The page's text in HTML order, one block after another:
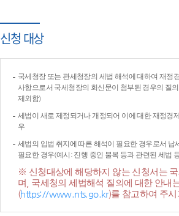
신청 대상
국세청장 또는 관세청장의 세법 해석에 대하여 재정
사항으로서 국세청장의 회신문이 첨부된 경우의 질
제외함)
세법이 새로 제정되거나 개정되어 이에 대한 재정경
우
세법의 입법 취지에 따른 해석이 필요한 경우로서 납
필요한 경우(예시: 진행 중인 불복 등과 관련된 세법
※ 신청대상에 해당하지 않는 신청서는
며, 국세청의 세법해석 질의에 대한 안내
(https://www.nts.go.kr)를 참고하여 주시